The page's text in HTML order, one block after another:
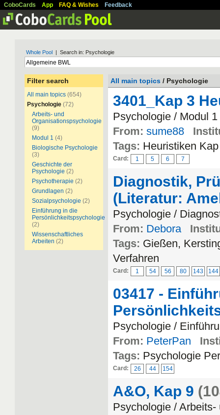
CoboCards App FAQ & Wishes Feedback
Whole Pool | Search in: Psychologie
Filter search
All main topics (654)
Psychologie (72)
Arbeits- und
Organisationspsychologie
(9)
Modul 1 (4)
Biologische Psychologie
(3)
Geschichte der
Psychologie (2)
Psychotherapie (2)
Grundlagen (2)
Sozialpsychologie (2)
Einführung in die
Persönlichkeitspsychologie
(2)
Wissenschaftliches
Arbeiten (2)
All main topics / Psychologie
3401_Kap 3
Psychologie / Modul 1
From: sume88
Tags: Heuristiken
Card: 1 5 6 7
Diagnostik,
(Literatur:
Psychologie /
From: Debora
Tags: Gießen,
Verfahren
Card: 1 54 56 80 143 144
03417 -
Psychologie /
From: PeterPan
Tags: Psychologie
Card: 26 44 154
A&O, Kap 9
Psychologie /